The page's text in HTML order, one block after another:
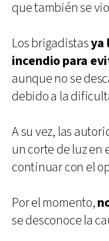
que también se
Los brigadistasya
incendio para
aunque no se
debido a la
A su vez, las
un corte de luz en
continuar con el
Por el momento,
se desconoce la